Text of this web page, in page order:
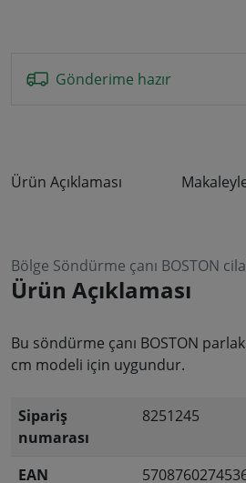
Gönderime hazır
Ürün Açıklaması
Bölge Söndürme çanı BOSTON
Ürün Açıklaması
Bu söndürme çanı BOSTON
cm modeli için uygundur.
Sipariş
numarası
8251245
EAN